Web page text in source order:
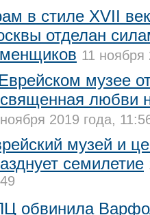
в стиле XVII
отделан
11 ноября
музее
любви
2019 года,
музей и
семилетие
обвинила